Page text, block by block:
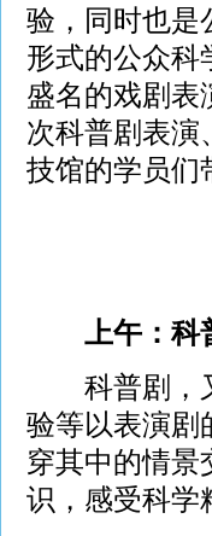
验，同时也是
形式的公众科
盛名的戏剧表
次科普剧表演
技馆的学员们
上午：科
科普剧，又
验等以表演剧
穿其中的情景
识，感受科学